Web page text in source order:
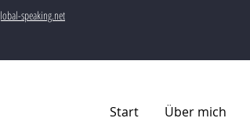
speaking.net
Start Über mich